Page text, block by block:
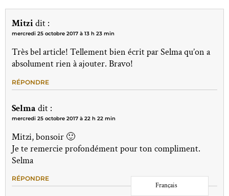
Mitzidit :
mercredi 25 octobre 2017 à 13 h 23 min
Très bel article! Tellement bien écrit par Selma qu’on a
absolument rien à ajouter. Bravo!
RÉPONDRE
Selma dit :
mercredi 25 octobre 2017 à 22 h 22 min
Mitzi, bonsoir 🙂
Je te remercie profondément pour ton compliment.
Selma
RÉPONDRE
Français